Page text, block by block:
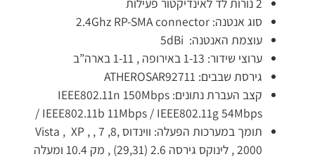
סוג אנטנה: 2.4Ghz RP-
SMAconnector
עוצמת האנטנה: 5dBi
ערוצי שידור: 1-13 באירופה , 1-11 בארה”ב
גירסת שבבים:
ATHEROSAR92711
קצב העברת נתונים:
IEEE802.11n 150Mbps
/IEEE802.11b 11Mbps /IEEE802.11g 54Mbps
תומך במערכות הפעלה: ווינדוס ,8, 7 , Vista , XP ,